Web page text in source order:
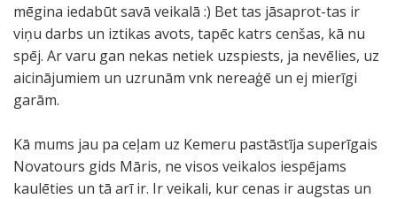
mēgina iedabūt savā veikalā :) Bet tas jāsaprot-tas ir
viņu darbs un iztikas avots, tapēc katrs cenšas, kā nu
spēj. Ar varu gan nekas netiek uzspiests, ja nevēlies, uz
aicinājumiem un uzrunām vnk nereaģē un ej mierīgi
garām.
Kā mums jau pa ceļam uz Kemeru pastāstīja superīgais
Novatours gids Māris, ne visos veikalos iespējams
kaulēties un tā arī ir. Ir veikali, kur cenas ir augstas un